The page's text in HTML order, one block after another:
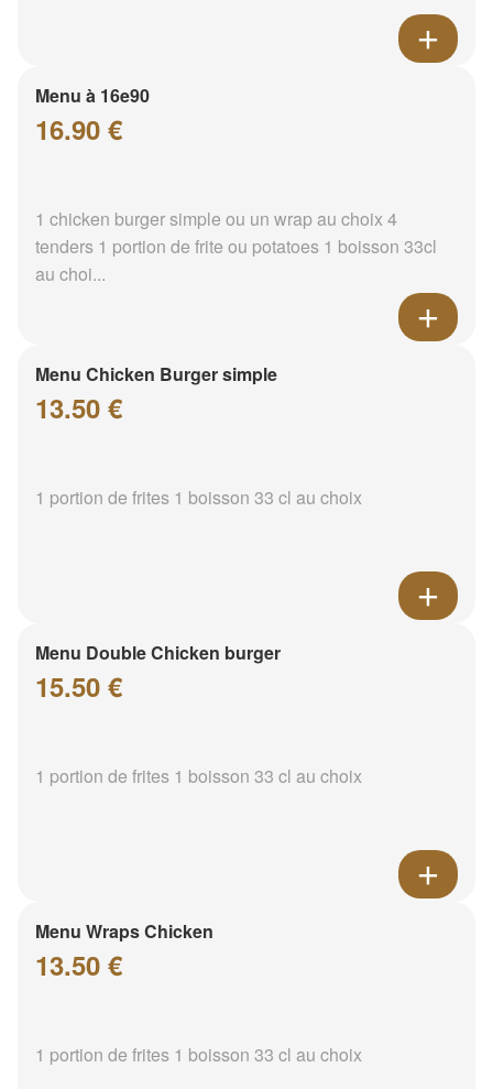
Menu à 16e90
16.90 €
1 chicken burger simple ou un wrap au choix 4
tenders 1 portion de frite ou potatoes 1 boisson 33cl
au choi...
Menu Chicken Burger simple
13.50 €
1 portion de frites 1 boisson 33 cl au choix
Menu Double Chicken burger
15.50 €
1 portion de frites 1 boisson 33 cl au choix
Menu Wraps Chicken
13.50 €
1 portion de frites 1 boisson 33 cl au choix